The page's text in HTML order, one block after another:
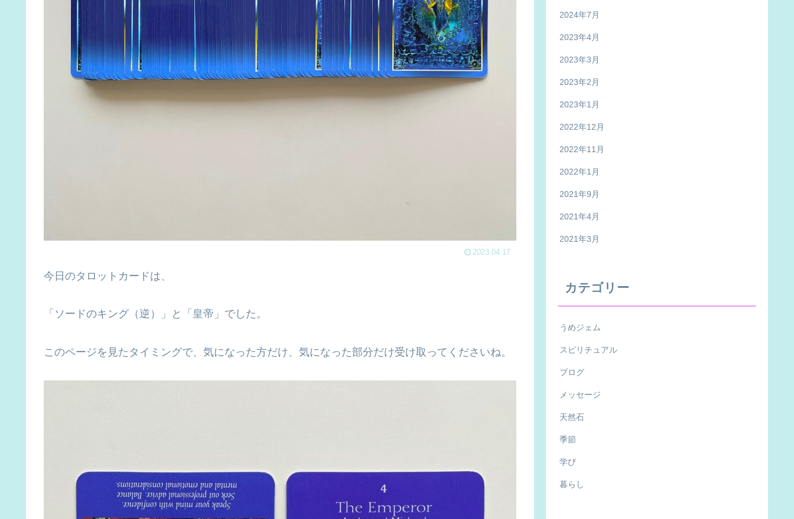
2023.04.17
今日のタロットカードは、
「ソードのキング（逆）」と「皇帝」でした。
このページを見たタイミングで、気になった方だけ、気になった部分だけ受け取ってくださいね。
2024年7月
2023年4月
2023年3月
2023年2月
2023年1月
2022年12月
2022年11月
2022年1月
2021年9月
2021年4月
2021年3月
カテゴリー
うめジェム
スピリチュアル
ブログ
メッセージ
天然石
季節
学び
暮らし